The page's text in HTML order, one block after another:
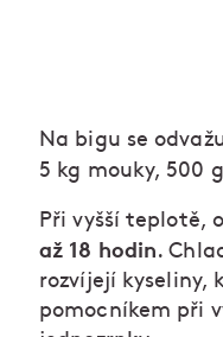
Na bigu se
5 kg mouky, 500
Při vyšší teplotě,
až 18 hodin.
rozvíjejí kyseliny,
pomocníkem při